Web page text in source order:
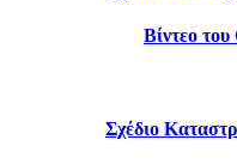
Βίντεο
Σχέδιο